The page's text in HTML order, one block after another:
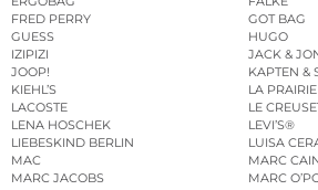
FRED PERRY
GOT BAG
GUESS
HUGO
IZIPIZI
JACK &
JOOP!
KAPTEN &
KIEHL’S
LA PRAIRIE
LACOSTE
LE
LENA HOSCHEK
LEVI’S®
LIEBESKIND BERLIN
LUISA
MAC
MARC
MARC JACOBS
MARC